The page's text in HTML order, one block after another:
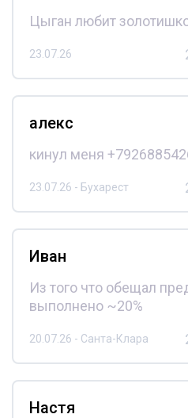
Цыган любит
23.07.26
алекс
кинул меня
23.07.26 - Бухарест
Иван
Из того что обещал
выполнено ~20%
20.07.26 - Санта-Клара
Настя